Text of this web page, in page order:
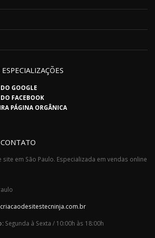
GOOGLE
FACEBOOK
PÁGINA ORGÂNICA
site em São Paulo. Especializada em vendas online
Segunda à Sexta / 10:00h às 18:00h